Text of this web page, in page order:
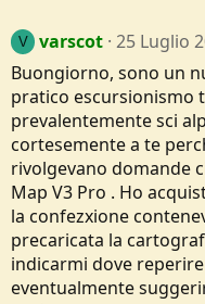
V varscot 25 Luglio
Buongiorno, sono un
pratico escursionismo
prevalentemente sci
cortesemente a te
rivolgevano domande
Map V3 Pro . Ho
la confezxione
precaricata la
indicarmi dove
eventualmente